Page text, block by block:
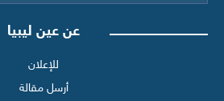
عن عين ليبيا
للإعلان
أرسل مقالة